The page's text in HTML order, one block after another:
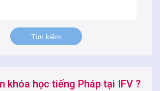
khóa học tiếng Pháp tại IFV ?